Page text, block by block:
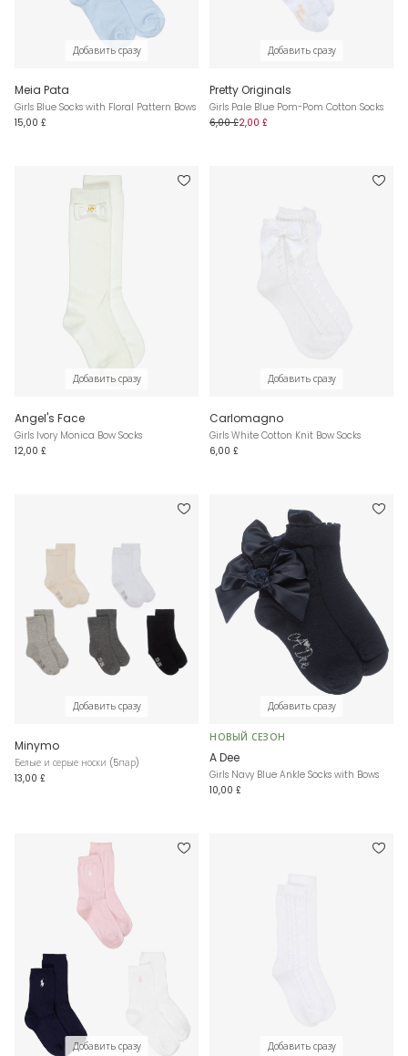
Добавить сразу
Meia Pata
Girls Blue Socks with Floral Pattern Bows
15,00 £
Добавить сразу
Pretty Originals
Girls Pale Blue Pom-Pom Cotton Socks
6,00 £2,00 £
Добавить сразу
Angel's Face
Girls Ivory Monica Bow Socks
12,00 £
Добавить сразу
Carlomagno
Girls White Cotton Knit Bow Socks
6,00 £
Добавить сразу
Minymo
Белые и серые носки (5пар)
13,00 £
Добавить сразу
НОВЫЙ СЕЗОН
A Dee
Girls Navy Blue Ankle Socks with Bows
10,00 £
Добавить сразу Добавить сразу